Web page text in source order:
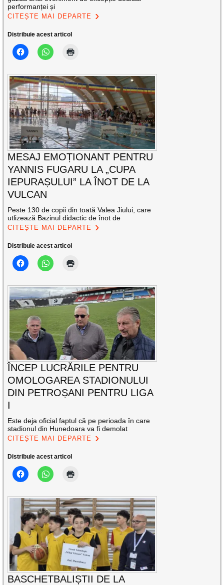
performanței și
CITEȘTE MAI DEPARTE
Distribuie acest articol
MESAJ EMOȚIONANT PENTRU
YANNIS FUGARU LA „CUPA
IEPURAȘULUI” LA ÎNOT DE LA
VULCAN
Peste 130 de copii din toată Valea Jiului, care
utlizează Bazinul didactic de înot de
CITEȘTE MAI DEPARTE
Distribuie acest articol
ÎNCEP LUCRĂRILE PENTRU
OMOLOGAREA STADIONULUI
DIN PETROȘANI PENTRU LIGA
I
Este deja oficial faptul că pe perioada în care
stadionul din Hunedoara va fi demolat
CITEȘTE MAI DEPARTE
Distribuie acest articol
BASCHETBALIȘTII DE LA